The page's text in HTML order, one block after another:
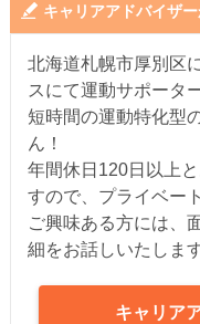
キャリアアドバイザ
北海道札幌市厚別区
スにて運動サポータ
短時間の運動特化型
ん！
年間休日120日以上
すので、プライベー
ご興味ある方には、
細をお話しいたしま
キャリア